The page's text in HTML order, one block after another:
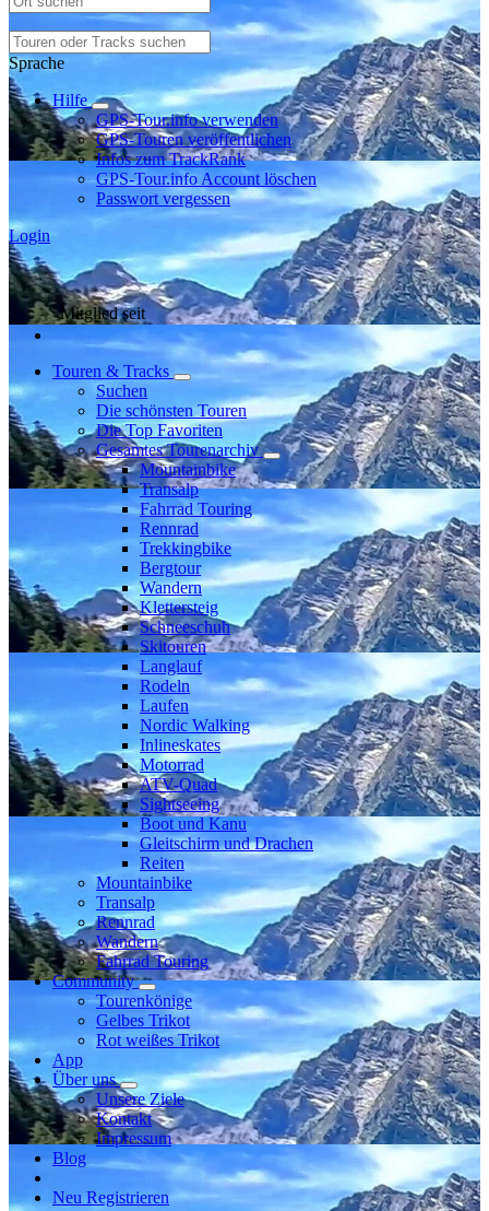
Sprache
Hilfe
GPS-Tour.info verwenden
GPS-Touren veröffentlichen
Infos zum TrackRank
GPS-Tour.info Account löschen
Passwort vergessen
Login
Mitglied seit
Touren & Tracks
Suchen
Die schönsten Touren
Die Top Favoriten
Gesamtes Tourenarchiv
Mountainbike
Transalp
Fahrrad Touring
Rennrad
Trekkingbike
Bergtour
Wandern
Klettersteig
Schneeschuh
Skitouren
Langlauf
Rodeln
Laufen
Nordic Walking
Inlineskates
Motorrad
ATV-Quad
Sightseeing
Boot und Kanu
Gleitschirm und Drachen
Reiten
Mountainbike
Transalp
Rennrad
Wandern
Fahrrad Touring
Community
Tourenkönige
Gelbes Trikot
Rot weißes Trikot
App
Über uns
Unsere Ziele
Kontakt
Impressum
Blog
Neu Registrieren